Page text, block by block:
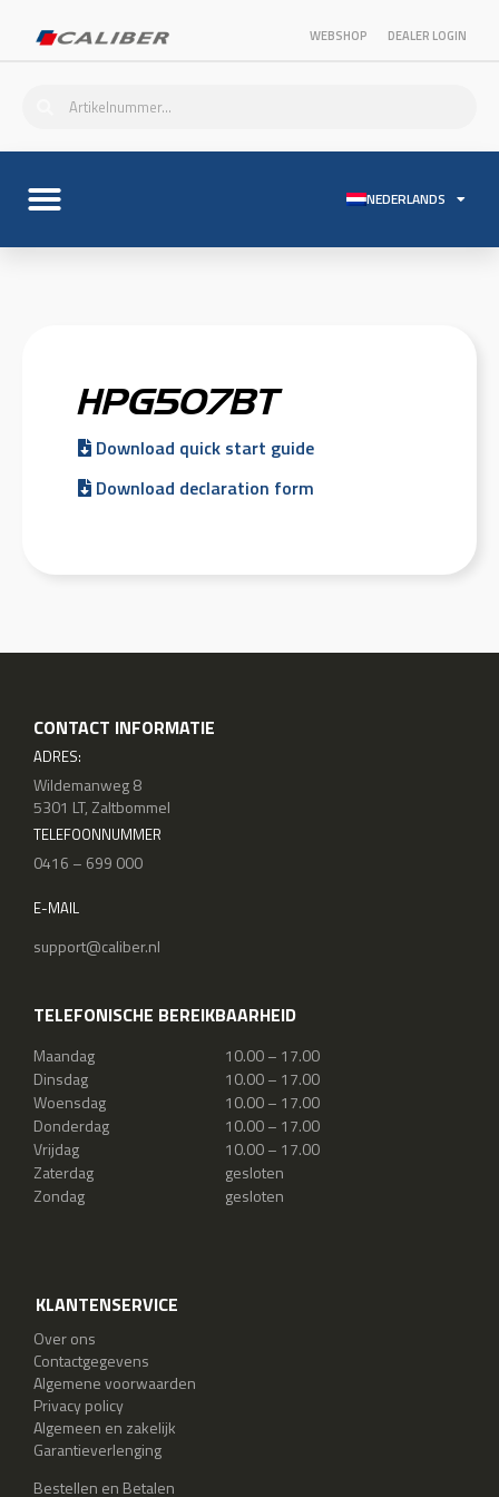
WEBSHOP DEALER LOGIN
NEDERLANDS
HPG507BT
Download quick start guide
Download declaration form
CONTACT INFORMATIE
ADRES:
Wildemanweg 8
5301 LT, Zaltbommel
TELEFOONNUMMER
0416 – 699 000
E-MAIL
support@caliber.nl
TELEFONISCHE BEREIKBAARHEID
Maandag
10.00 – 17.00
Dinsdag
10.00 – 17.00
Woensdag
10.00 – 17.00
Donderdag
10.00 – 17.00
Vrijdag
10.00 – 17.00
Zaterdag
gesloten
Zondag
gesloten
KLANTENSERVICE
Over ons
Contactgegevens
Algemene voorwaarden
Privacy policy
Algemeen en zakelijk
Garantieverlenging
Bestellen en Betalen